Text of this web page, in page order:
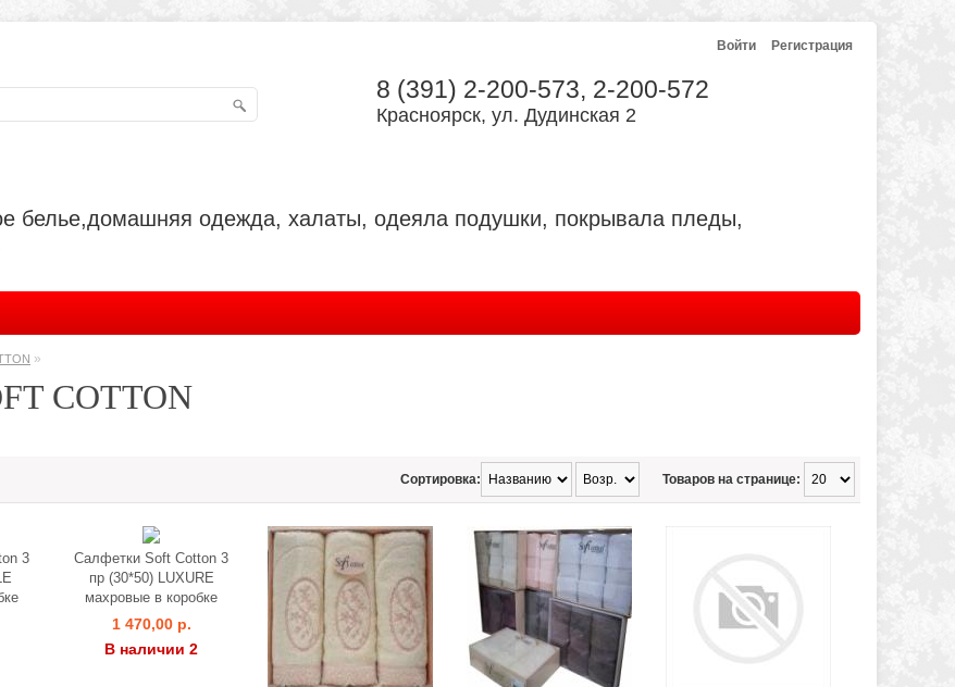
Войти Регистрация
8 (391) 2-200-573, 2-200-572
Красноярск, ул. Дудинская 2
белье,домашняя одежда, халаты, одеяла подушки, покрывала пледы,
»
COTTON
Товаров на странице:
Сортировка:
3
Салфетки Soft Cotton 3
пр (30*50) LUXURE
махровые в коробке
1 470,00 р.
В наличии 2